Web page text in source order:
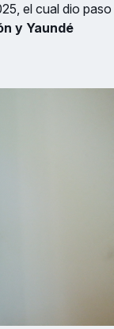
el cual dio paso
y Yaundé